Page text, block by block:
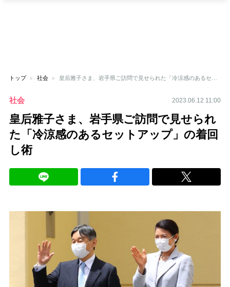
トップ 社会
社会 2023.06.12 11:00
皇后雅子さま、岩手県ご訪問で見せられ
た「冷涼感のあるセットアップ」の着回
し術